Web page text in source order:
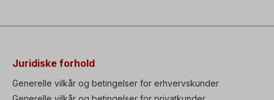
Juridiske forhold
Generelle vilkår og betingelser for erhvervskunder